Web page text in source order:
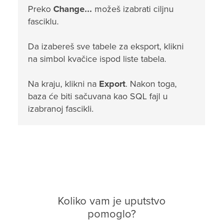
Preko Change... možeš izabrati ciljnu
fasciklu.
Da izabereš sve tabele za eksport, klikni
na simbol kvačice ispod liste tabela.
Na kraju, klikni na Export. Nakon toga,
baza će biti sačuvana kao SQL fajl u
izabranoj fascikli.
Koliko vam je uputstvo
pomoglo?